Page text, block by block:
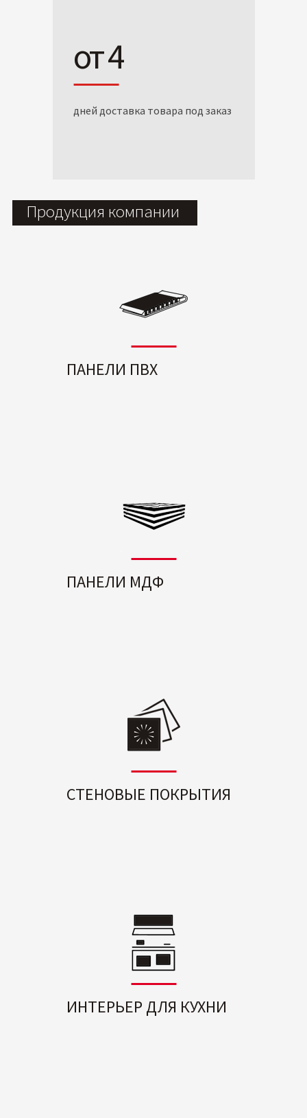
от 4
дней доставка товара под заказ
Продукция компании
ПАНЕЛИ ПВХ
ПАНЕЛИ МДФ
СТЕНОВЫЕ ПОКРЫТИЯ
ИНТЕРЬЕР ДЛЯ КУХНИ